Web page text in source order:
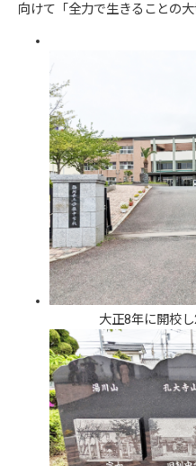
向けて「全力で生きることの
大正8年に開校